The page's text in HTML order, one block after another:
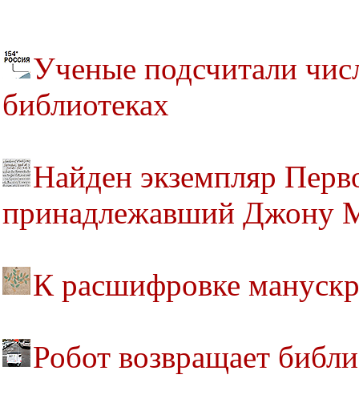
Ученые подсчитали
библиотеках
Найден экземпляр
принадлежавший Джону
К расшифровке
Робот возвращает